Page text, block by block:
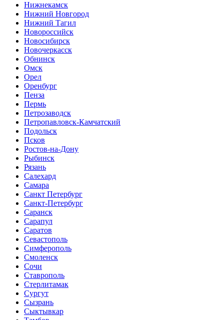
Нижнекамск
Нижний Новгород
Нижний Тагил
Новороссийск
Новосибирск
Новочеркасск
Обнинск
Омск
Орел
Оренбург
Пенза
Пермь
Петрозаводск
Петропавловск-Камчатский
Подольск
Псков
Ростов-на-Дону
Рыбинск
Рязань
Салехард
Самара
Санкт Петербург
Санкт-Петербург
Саранск
Сарапул
Саратов
Севастополь
Симферополь
Смоленск
Сочи
Ставрополь
Стерлитамак
Сургут
Сызрань
Сыктывкар